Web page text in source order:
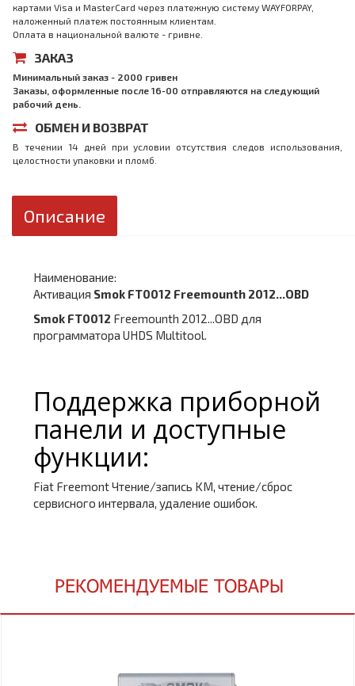
картами Visa и MasterCard через платежную систему WAYFORPAY,
наложенный платеж постоянным клиентам.
Оплата в национальной валюте - гривне.
ЗАКАЗ
Минимальный заказ - 2000 гривен
Заказы, оформленные после 16-00 отправляются на следующий
рабочий день.
ОБМЕН И ВОЗВРАТ
В течении 14 дней при условии отсутствия следов использования,
целостности упаковки и пломб.
Описание
Наименование:
Активация Smok FT0012 Freemounth 2012...OBD
Smok FT0012 Freemounth 2012...OBD для
программатора UHDS Multitool.
Поддержка приборной
панели и доступные
функции:
Fiat Freemont Чтение/запись KM, чтение/сброс
сервисного интервала, удаление ошибок.
РЕКОМЕНДУЕМЫЕ ТОВАРЫ